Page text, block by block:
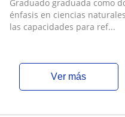
Graduado graduada como
énfasis en ciencias
las capacidades para ref...
ver más